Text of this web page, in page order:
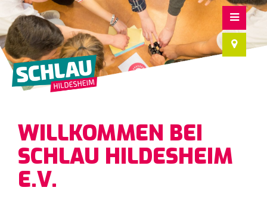
WILLKOMMEN BEI
SCHLAU HILDESHEIM
E.V.